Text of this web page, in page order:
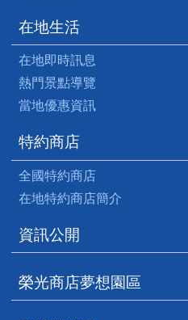
在地生活
在地即時訊息
熱門景點導覽
當地優惠資訊
特約商店
全國特約商店
在地特約商店簡介
資訊公開
榮光商店夢想園區